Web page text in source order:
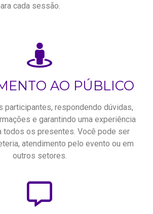
cada sessão.
AO PÚBLICO
participantes, respondendo dúvidas,
e garantindo uma experiência
todos os presentes. Você pode ser
atendimento pelo evento ou em
outros setores.